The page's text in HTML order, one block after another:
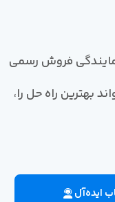
فروش رسمی
بهترین راه حل را،
ایده‌آل